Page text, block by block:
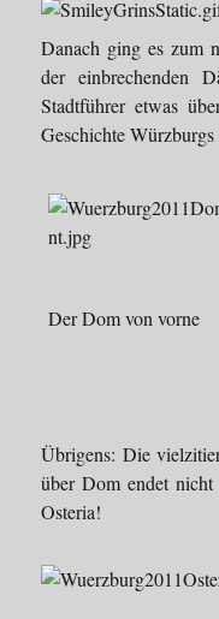
Danach ging es zum
der einbrechenden
Stadtführer etwas
Geschichte
Der Dom von vorne
Übrigens: Die
über Dom endet
Osteria!